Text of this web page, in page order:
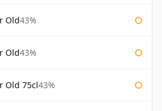
Old43%
Old43%
Old 75cl43%